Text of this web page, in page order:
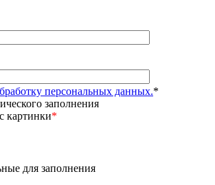
персональных данных.*
заполнения
картинки*
для заполнения